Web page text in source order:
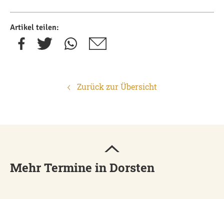
Artikel teilen:
Zurück zur Übersicht
Mehr Termine in Dorsten